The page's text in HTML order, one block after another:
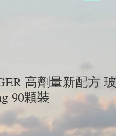
高劑量新配方 玻
90顆裝